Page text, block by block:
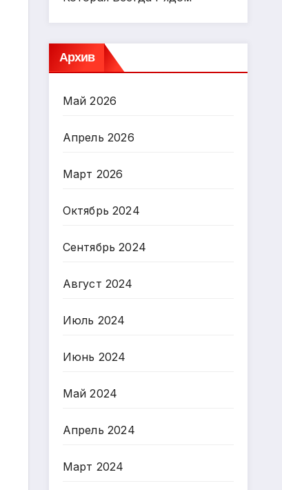
Архив
Май 2026
Апрель 2026
Март 2026
Октябрь 2024
Сентябрь 2024
Август 2024
Июль 2024
Июнь 2024
Май 2024
Апрель 2024
Март 2024